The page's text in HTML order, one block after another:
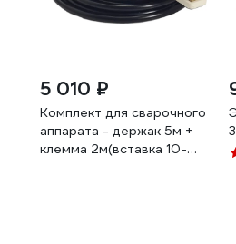
5 010 ₽
Комплект для сварочного
аппарата - держак 5м +
клемма 2м(вставка 10-